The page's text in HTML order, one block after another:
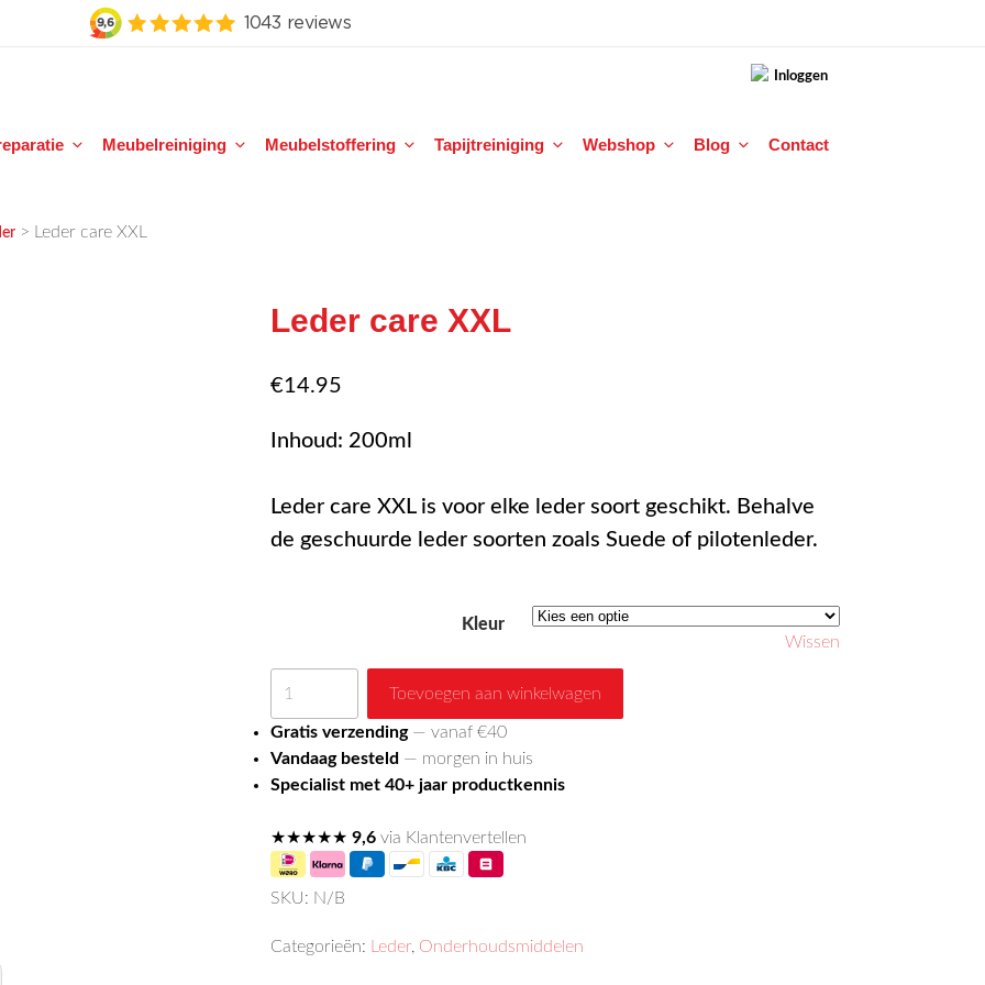
Inloggen
Meubelreiniging Meubelstoffering Tapijtreiniging Webshop Blog Contact
> Leder care XXL
Leder care XXL
€14.95
Inhoud: 200ml
Leder care XXL is voor elke leder soort geschikt. Behalve
de geschuurde leder soorten zoals Suede of pilotenleder.
Kleur
Wissen
XXL
aantal
Toevoegen aan winkelwagen
Gratis verzending— vanaf €40
Vandaag besteld— morgen in huis
Specialist met 40+ jaar productkennis
★★★★★ 9,6via Klantenvertellen
SKU: N/B
Categorieën: Leder, Onderhoudsmiddelen